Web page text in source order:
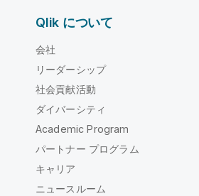
Qlik について
会社
リーダーシップ
社会貢献活動
ダイバーシティ
Academic Program
パートナー プログラム
キャリア
ニュースルーム